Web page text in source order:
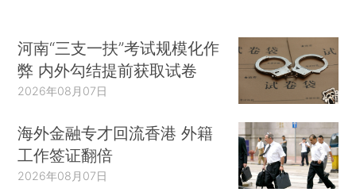
河南“三支一扶”考试规模化作
弊 内外勾结提前获取试卷
2026年08月07日
海外金融专才回流香港 外籍
工作签证翻倍
2026年08月07日